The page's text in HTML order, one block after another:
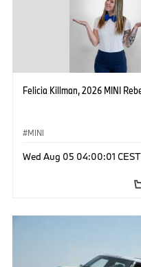
Felicia Killman, 2026 MINI
MINI
Wed Aug 05 04:00:01